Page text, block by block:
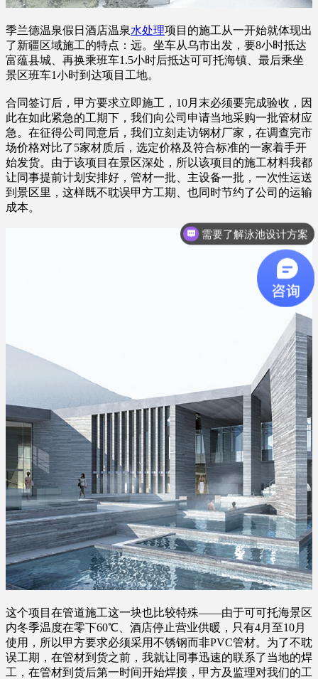
季兰德温泉假日酒店温泉水处理项目的施工从一开始就体现出
了新疆区域施工的特点：远。坐车从乌市出发，要8小时抵达
富蕴县城、再换乘班车1.5小时后抵达可可托海镇、最后乘坐
景区班车1小时到达项目工地。
合同签订后，甲方要求立即施工，10月末必须要完成验收，因
此在如此紧急的工期下，我们向公司申请当地采购一批管材应
急。在征得公司同意后，我们立刻走访钢材厂家，在调查完市
场价格对比了5家材质后，选定价格及符合标准的一家着手开
始发货。由于该项目在景区深处，所以该项目的施工材料我都
让同事提前计划安排好，管材一批、主设备一批，一次性运送
到景区里，这样既不耽误甲方工期、也同时节约了公司的运输
成本。
这个项目在管道施工这一块也比较特殊——由于可可托海景区
内冬季温度在零下60℃、酒店停止营业供暖，只有4月至10月
使用，所以甲方要求必须采用不锈钢而非PVC管材。为了不耽
误工期，在管材到货之前，我就让同事迅速的联系了当地的焊
工，在管材到货后第一时间开始焊接，甲方及监理对我们的工
需要了解泳池设计方案